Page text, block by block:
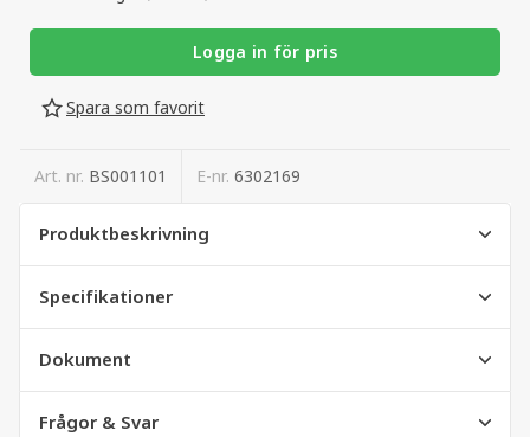
Logga in för pris
Spara som favorit
Art. nr. BS001101 E-nr. 6302169
Produktbeskrivning
Specifikationer
Dokument
Frågor & Svar